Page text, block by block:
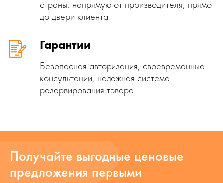
страны, напрямую от производителя, прямо
до двери клиента
Гарантии
Безопасная авторизация, своевременные
консультации, надежная система
резервирования товара
Получайте выгодные ценовые
предложения первыми